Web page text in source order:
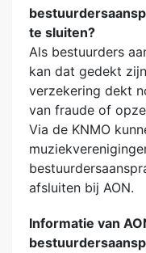
te sluiten?
Als bestuurders
kan dat gedekt
verzekering dekt
van fraude of
Via de KNMO
afsluiten bij AON.
Informatie van